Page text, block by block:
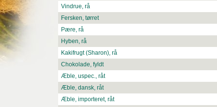
Vindrue, rå
Fersken, tørret
Pære, rå
Hyben, rå
Kakifrugt (Sharon), rå
Chokolade, fyldt
Æble, uspec., råt
Æble, dansk, råt
Æble, importeret, råt